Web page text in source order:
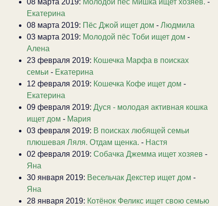
Екатерина
08 марта 2019: Пёс Джой ищет дом - Людмила
03 марта 2019: Молодой пёс Тоби ищет дом -
Алена
23 февраля 2019: Кошечка Марфа в поисках
семьи - Екатерина
12 февраля 2019: Кошечка Кофе ищет дом -
Екатерина
09 февраля 2019: Дуся - молодая активная кошка
ищет дом - Мария
03 февраля 2019: В поисках любящей семьи
плюшевая Ляля. Отдам щенка. - Настя
02 февраля 2019: Собачка Джемма ищет хозяев -
Яна
30 января 2019: Весельчак Декстер ищет дом -
Яна
28 января 2019: Котёнок Феликс ищет свою семью